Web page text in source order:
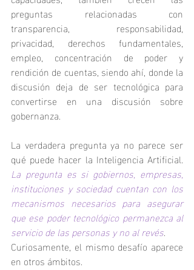
preguntas relacionadas con
transparencia, responsabilidad,
privacidad, derechos fundamentales,
empleo, concentración de poder y
rendición de cuentas, siendo ahí, donde la
discusión deja de ser tecnológica para
convertirse en una discusión sobre
gobernanza.
La verdadera pregunta ya no parece ser
La pregunta es si gobiernos, empresas,
instituciones y sociedad cuentan con los
mecanismos necesarios para asegurar
que ese poder tecnológico permanezca al
servicio de las personas y no al revés.
Curiosamente, el mismo desafío aparece
en otros ámbitos.